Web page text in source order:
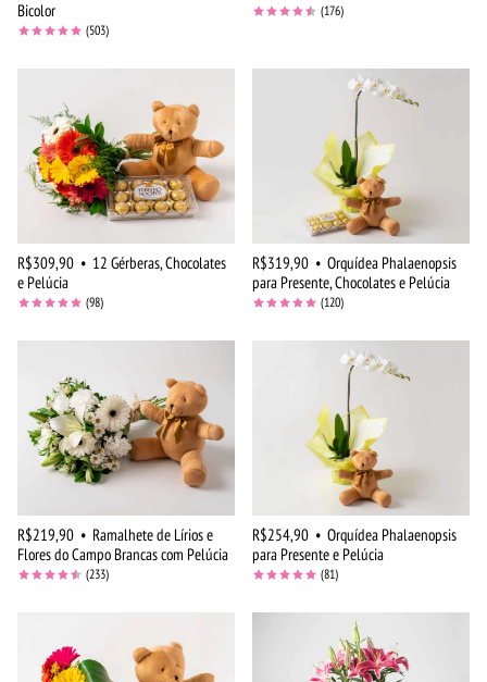
Bicolor
(503)
(176)
R$309,90 • 12 Gérberas, Chocolates
e Pelúcia
(98)
R$319,90 • Orquídea Phalaenopsis
para Presente, Chocolates e Pelúcia
(120)
R$219,90 • Ramalhete de Lírios e
Flores do Campo Brancas com Pelúcia
(233)
R$254,90 • Orquídea Phalaenopsis
para Presente e Pelúcia
(81)